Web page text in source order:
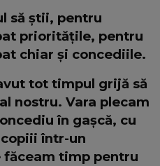
să știi, pentru
prioritățile, pentru
chiar și concediile.
tot timpul grijă să
nostru. Vara plecam
în gașcă, cu
într-un
făceam timp pentru